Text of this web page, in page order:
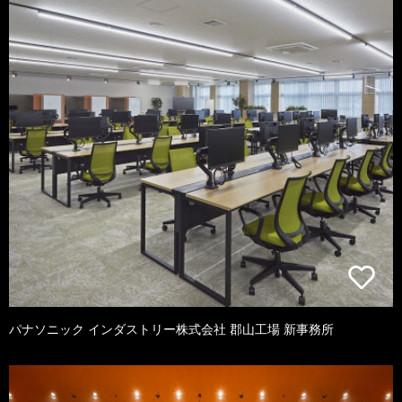
パナソニック インダストリー株式会社 郡山工場 新事務所